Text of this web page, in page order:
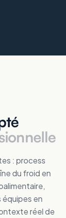
: process
du froid en
équipes en
réel de